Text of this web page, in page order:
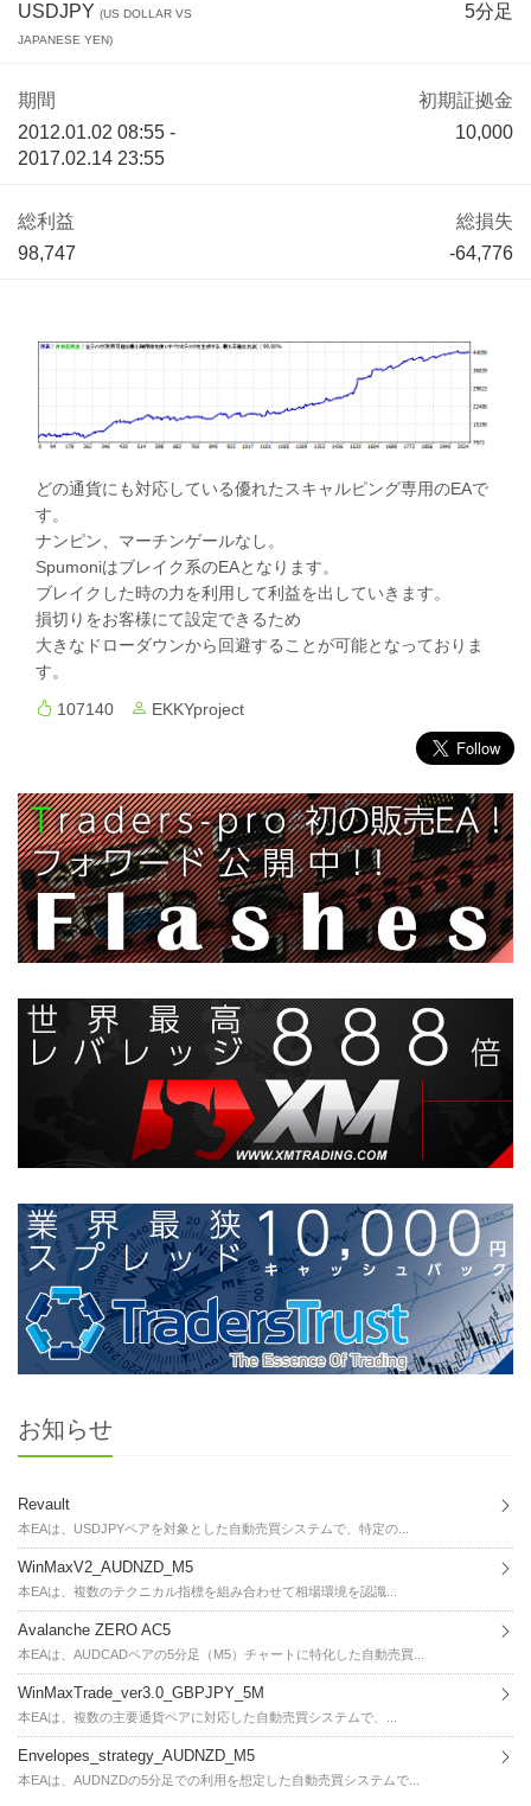
USDJPY (US DOLLAR VS
JAPANESE YEN)
5分足
期間
2012.01.02 08:55 -
2017.02.14 23:55
初期証拠金
10,000
総利益
98,747
総損失
-64,776
どの通貨にも対応している優れたスキャルピング専用のEAで
す。
ナンピン、マーチンゲールなし。
Spumoniはブレイク系のEAとなります。
ブレイクした時の力を利用して利益を出していきます。
損切りをお客様にて設定できるため
大きなドローダウンから回避することが可能となっておりま
す。
107140
EKKYproject
お知らせ
Revault
本EAは、USDJPYペアを対象とした自動売買システムで、特定の...
WinMaxV2_AUDNZD_M5
本EAは、複数のテクニカル指標を組み合わせて相場環境を認識...
Avalanche ZERO AC5
本EAは、AUDCADペアの5分足（M5）チャートに特化した自動売買...
WinMaxTrade_ver3.0_GBPJPY_5M
本EAは、複数の主要通貨ペアに対応した自動売買システムで、...
Envelopes_strategy_AUDNZD_M5
本EAは、AUDNZDの5分足での利用を想定した自動売買システムで...